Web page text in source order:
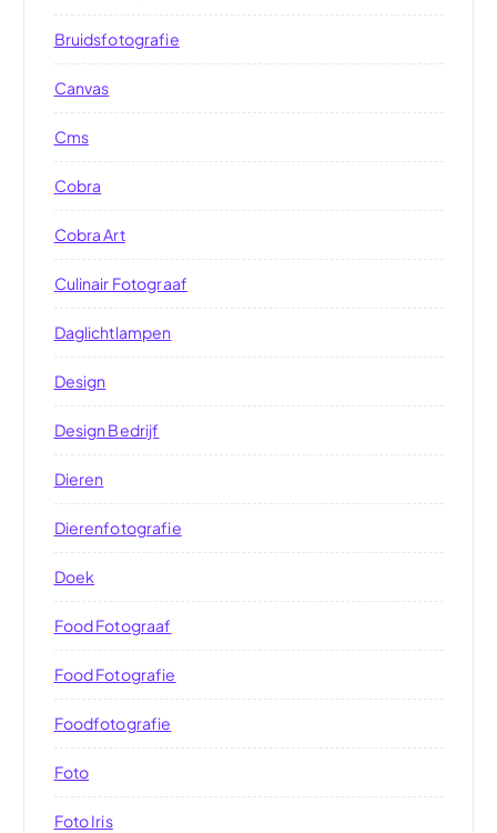
Bruidsfotografie
Canvas
Cms
Cobra
Cobra Art
Culinair Fotograaf
Daglichtlampen
Design
Design Bedrijf
Dieren
Dierenfotografie
Doek
Food Fotograaf
Food Fotografie
Foodfotografie
Foto
Foto Iris